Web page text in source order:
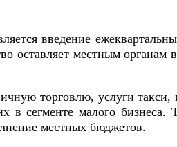
введение
оставляет местным органам
торговлю, услуги такси,
сегменте малого бизнеса.
местных бюджетов.